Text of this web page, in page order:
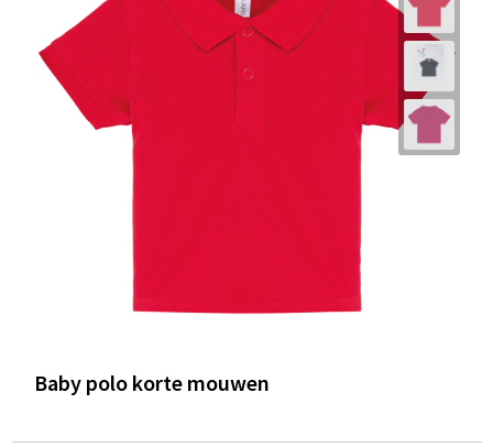
Baby polo korte mouwen